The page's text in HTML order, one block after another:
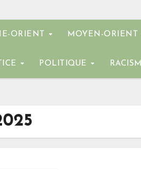
ORIENT MOYEN-ORIENT
POLITIQUE